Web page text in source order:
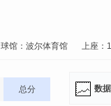
球馆：波尔体育馆 上座：
总分 数